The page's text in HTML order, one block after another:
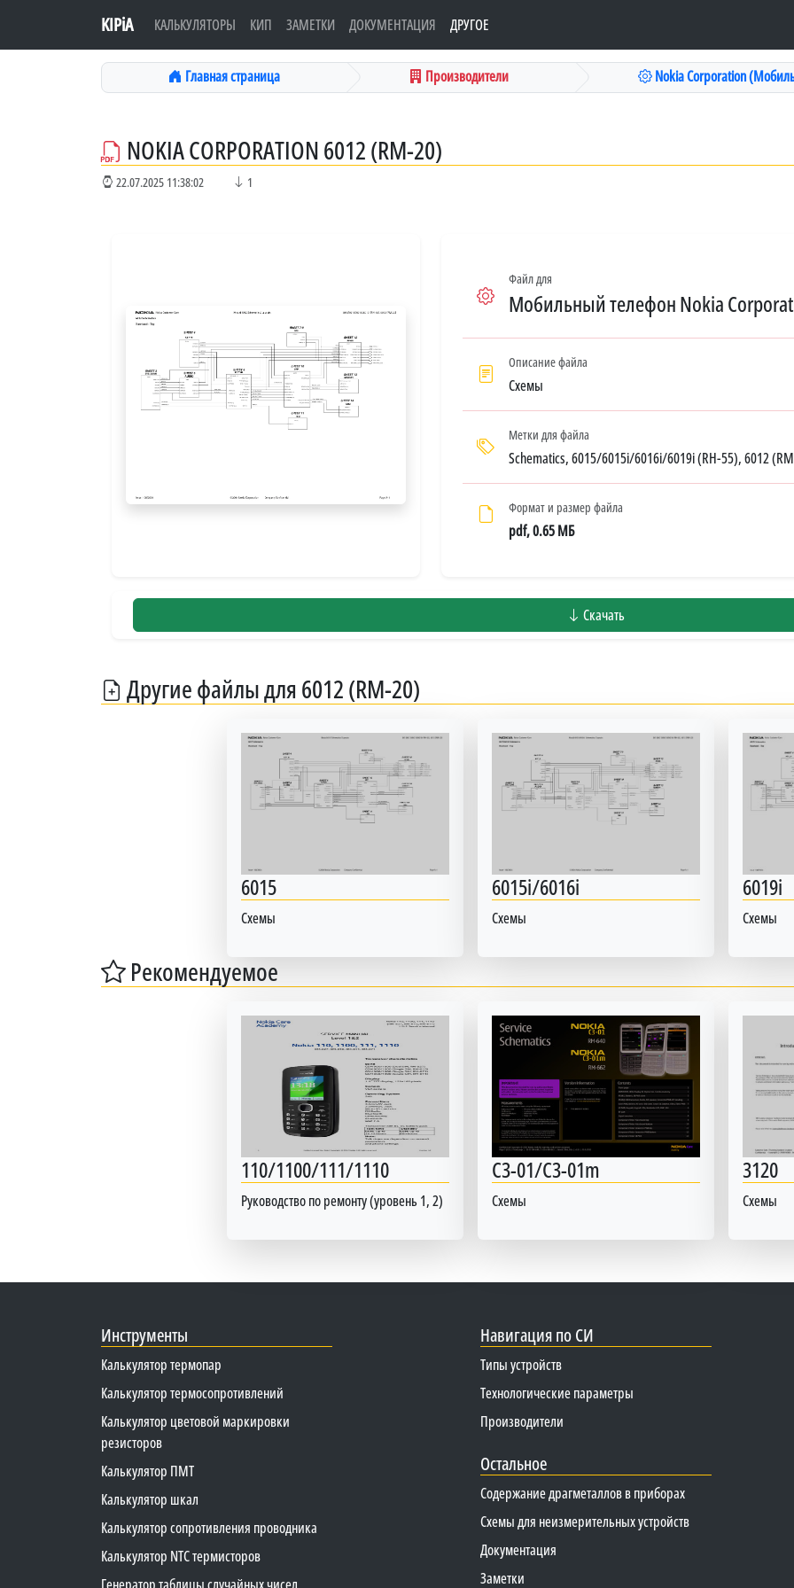
KIPiA КАЛЬКУЛЯТОРЫ КИП ЗАМЕТКИ ДОКУМЕНТАЦИЯ ДРУГОЕ
Главная страница Производители Nokia Corporation
NOKIA CORPORATION 6012 (RM-20)
22.07.2025 11:38:02 1
Файл для
Мобильный телефон Nokia
Описание файла
Схемы
Метки для файла
Schematics, 6015/6015i/6016i/6019i (RH-55), 6012
Формат и размер файла
pdf, 0.65 МБ
Скачать
Другие файлы для 6012 (RM-20)
6015
Схемы
6015i/6016i
Схемы
6019i
Схемы
Рекомендуемое
110/1100/111/1110
Руководство по ремонту (уровень 1, 2)
C3-01/C3-01m
Схемы
3120
Схемы
Инструменты
Калькулятор термопар
Калькулятор термосопротивлений
Калькулятор цветовой маркировки
резисторов
Калькулятор ПМТ
Калькулятор шкал
Калькулятор сопротивления проводника
Калькулятор NTC термисторов
Генератор таблицы случайных чисел
Навигация по СИ
Типы устройств
Технологические параметры
Производители
Остальное
Содержание драгметаллов в приборах
Схемы для неизмерительных устройств
Документация
Заметки